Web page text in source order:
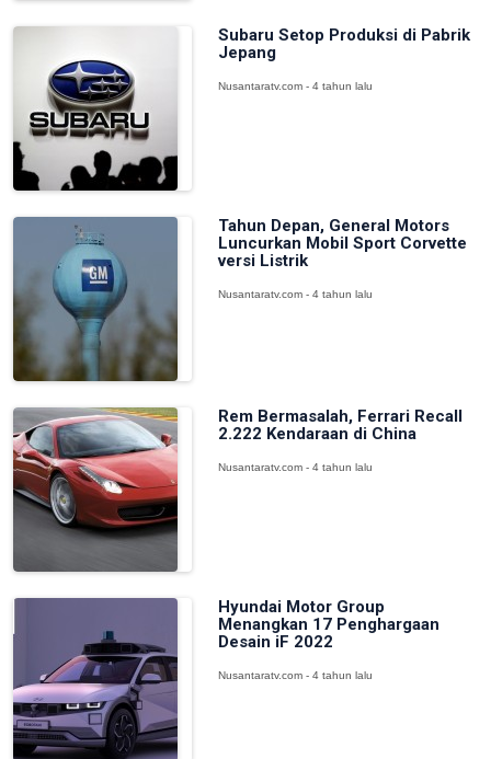
Subaru Setop Produksi di Pabrik
Jepang
Nusantaratv.com - 4 tahun lalu
Tahun Depan, General Motors
Luncurkan Mobil Sport Corvette
versi Listrik
Nusantaratv.com - 4 tahun lalu
Rem Bermasalah, Ferrari Recall
2.222 Kendaraan di China
Nusantaratv.com - 4 tahun lalu
Hyundai Motor Group
Menangkan 17 Penghargaan
Desain iF 2022
Nusantaratv.com - 4 tahun lalu